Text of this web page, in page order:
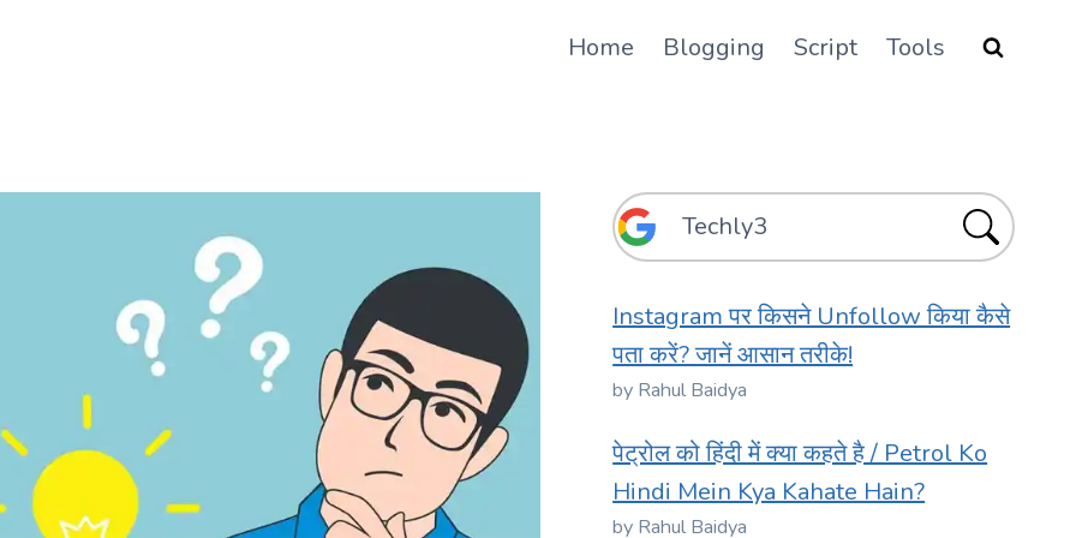
Home Blogging Script Tools
Instagram पर किसने Unfollow किया कैसे
पता करें? जानें आसान तरीके!
by Rahul Baidya
पेट्रोल को हिंदी में क्या कहते है / Petrol Ko
Hindi Mein Kya Kahate Hain?
by Rahul Baidya